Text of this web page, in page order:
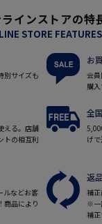
インストアの特
STORE FEATURES
別サイズも
お
会
購入
える。店舗
トの相互利
全
げ
ルなどお客
商品により
返
補
※一
補正